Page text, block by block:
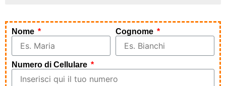
Nome Cognome
Numero di Cellulare